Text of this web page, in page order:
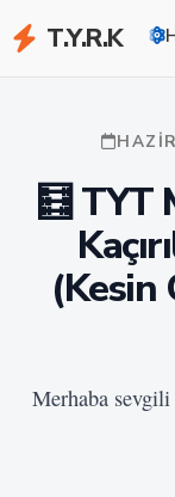
T.Y.R.K
🧮 TYT
(Kesin
Merhaba